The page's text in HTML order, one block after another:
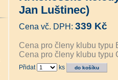
František Kaván - Život a
Kryštof Gendorf (Jiří Louda,
Upomínkové sklo a porcelán
Grauparova mapa
Poklady Krkonošského
Poklady Krkonošského
Antikvariát - Rozčilené cesty
Jan Luštinec)
Cena vč. DPH: 339 Kč
Cena pro členy klubu typu
Cena pro členy klubu typu
Přidat ks